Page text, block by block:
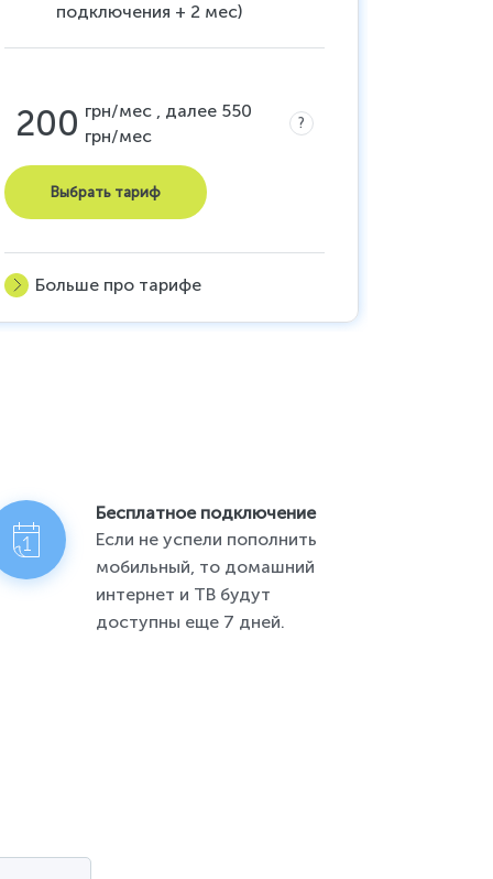
подключения + 2 мес)
200 грн/мес , далее 550
грн/мес
?
Выбрать тариф
Больше про тарифе
Бесплатное подключение
Если не успели пополнить
мобильный, то домашний
интернет и ТВ будут
доступны еще 7 дней.